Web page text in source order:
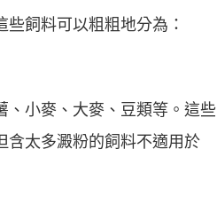
些飼料可以粗粗地分為：
、小麥、大麥、豆類等。這些
含太多澱粉的飼料不適用於